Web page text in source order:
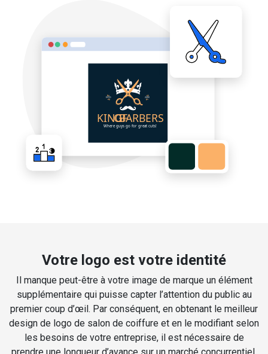
Votre logo est votre identité
Il manque peut-être à votre image de marque un élément
supplémentaire qui puisse capter l’attention du public au
premier coup d’œil. Par conséquent, en obtenant le meilleur
design de logo de salon de coiffure et en le modifiant selon
les besoins de votre entreprise, il est nécessaire de